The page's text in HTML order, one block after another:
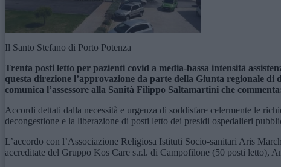
Il Santo Stefano di Porto Potenza
Trenta posti letto per pazienti covid a media-bassa intensità
questa direzione l’approvazione da parte della Giunta regionale
comunica l’assessore alla Sanità Filippo Saltamartini che
Accordi dettati dalla necessità e urgenza di soddisfare celermente le
decongestione e la liberazione di posti letto dei presidi ospedalieri
L’accordo con l’Associazione Religiosa Istituti Socio-sanitari Aris
accreditate del Gruppo Kos Care s.r.l. di Campofilone (50 posti letto),